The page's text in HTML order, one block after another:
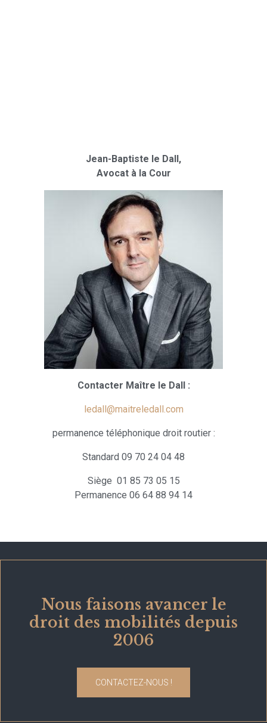
Jean-Baptiste le Dall,
Avocat à la Cour
Contacter Maître le Dall :
ledall@maitreledall.com
permanence téléphonique droit routier :
Standard 09 70 24 04 48
Siège 01 85 73 05 15
Permanence 06 64 88 94 14
Nous faisons avancer le
droit des mobilités depuis
2006
CONTACTEZ-NOUS !